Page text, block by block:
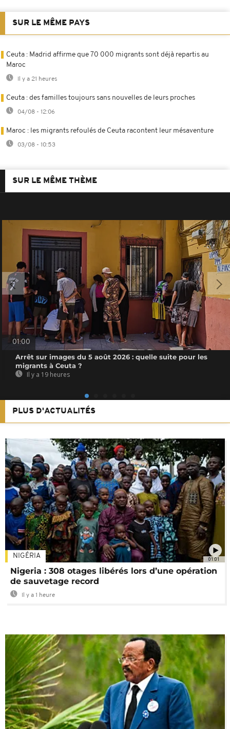
SUR LE MÊME PAYS
Ceuta : Madrid affirme que 70 000 migrants sont déjà repartis au
Maroc
Il y a 21 heures
Ceuta : des familles toujours sans nouvelles de leurs proches
04/08 - 12:06
Maroc : les migrants refoulés de Ceuta racontent leur mésaventure
03/08 - 10:53
SUR LE MÊME THÈME
01:00
Arrêt sur images du 5 août 2026 : quelle suite pour les
migrants à Ceuta ?
Il y a 19 heures
PLUS D'ACTUALITÉS
01:01
NIGÉRIA
Nigeria : 308 otages libérés lors d’une opération
de sauvetage record
Il y a 1 heure